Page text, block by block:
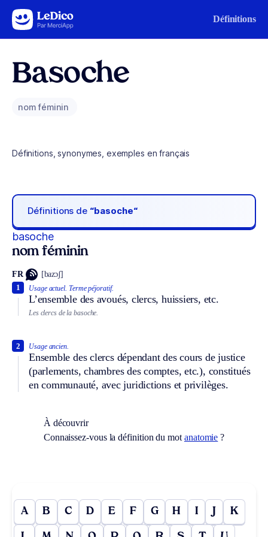
Aller au contenu Définitions
Basoche
nom féminin
Définitions, synonymes, exemples en français
Définitions de “basoche“
basoche
nom féminin
FR [bazɔʃ]
Usage actuel. Terme péjoratif.
L’ensemble des avoués, clercs, huissiers, etc.
1
Les clercs de la basoche.
Usage ancien.
Ensemble des clercs dépendant des cours de justice
(parlements, chambres des comptes, etc.), constitués
en communauté, avec juridictions et privilèges.
2
À découvrir
Connaissez-vous la définition du mot anatomie ?
A B C D E F G H I J K